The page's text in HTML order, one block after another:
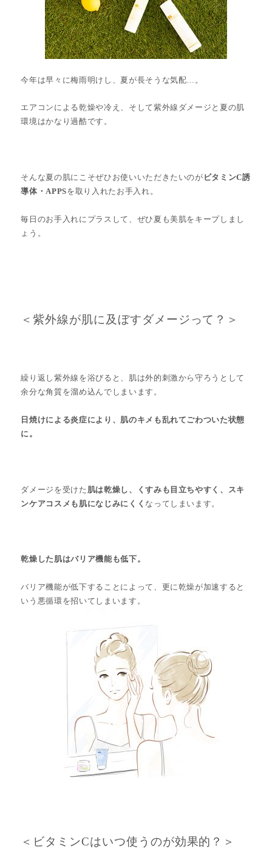
今年は早々に梅雨明けし、夏が長そうな気配…。
エアコンによる乾燥や冷え、そして紫外線ダメージと夏の肌
環境はかなり過酷です。
そんな夏の肌にこそぜひお使いいただきたいのが ビタミンC誘
導体・APPSを取り入れたお手入れ。
毎日のお手入れにプラスして、ぜひ夏も美肌をキープしまし
ょう。
＜紫外線が肌に及ぼすダメージって？＞
繰り返し紫外線を浴びると、肌は外的刺激から守ろうとして
余分な角質を溜め込んでしまいます。
日焼けによる炎症により、肌のキメも乱れてごわついた状態
に。
ダメージを受けた 肌は乾燥し、くすみも目立ちやすく、スキ
ンケアコスメも肌になじみにくく なってしまいます。
乾燥した肌はバリア機能も低下。
バリア機能が低下することによって、更に乾燥が加速すると
いう悪循環を招いてしまいます。
＜ビタミンCはいつ使うのが効果的？＞